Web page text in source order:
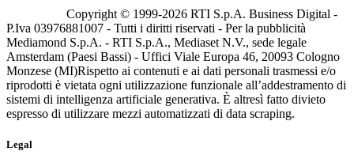
Copyright © 1999-2026 RTI S.p.A. Business Digital -
P.Iva 03976881007 - Tutti i diritti riservati - Per la pubblicità
Mediamond S.p.A. - RTI S.p.A., Mediaset N.V., sede legale
Amsterdam (Paesi Bassi) - Uffici Viale Europa 46, 20093 Cologno
Monzese (MI)Rispetto ai contenuti e ai dati personali trasmessi e/o
riprodotti è vietata ogni utilizzazione funzionale all’addestramento di
sistemi di intelligenza artificiale generativa. È altresì fatto divieto
espresso di utilizzare mezzi automatizzati di data scraping.
Legal